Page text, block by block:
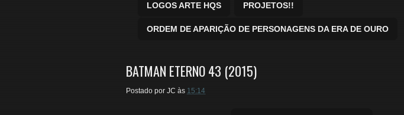
LOGOS ARTE HQS PROJETOS!!
ORDEM DE APARIÇÃO DE PERSONAGENS DA ERA DE OURO
BATMAN ETERNO 43 (2015)
Postado por JC às 15:14